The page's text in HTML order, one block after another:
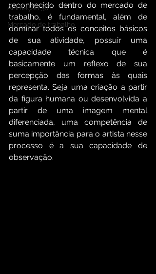
Animação 3d
Mercado de trabalho
reconhecido dentro do mercado de
trabalho, é fundamental, além de
dominar todos os conceitos básicos
de sua atividade, possuir uma
capacidade técnica que é
basicamente um reflexo de sua
percepção das formas às quais
representa. Seja uma criação a partir
da figura humana ou desenvolvida a
partir de uma imagem mental
diferenciada, uma competência de
suma importância para o artista nesse
processo é a sua capacidade de
observação.